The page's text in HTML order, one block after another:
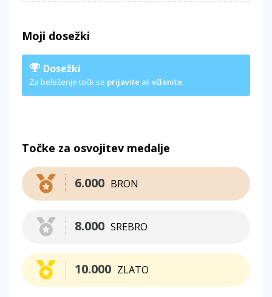
Moji dosežki
Dosežki
Za beleženje točk se prijavite ali včlanite.
Točke za osvojitev medalje
BRON
6.000
SREBRO
8.000
ZLATO
10.000